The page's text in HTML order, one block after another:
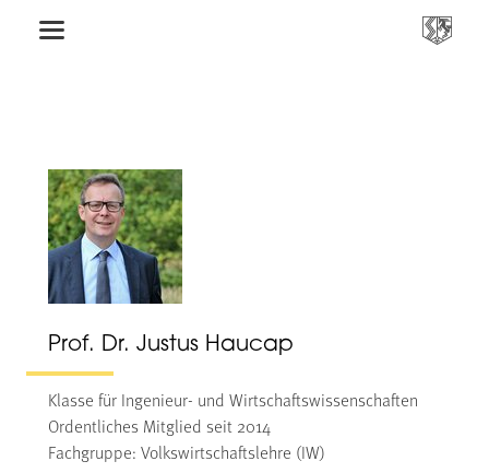
Prof. Dr. Justus Haucap
Klasse für Ingenieur- und Wirtschaftswissenschaften
Ordentliches Mitglied seit 2014
Fachgruppe: Volkswirtschaftslehre (IW)